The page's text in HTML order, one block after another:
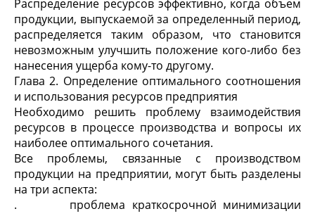
Распределение ресурсов эффективно, когда объем
продукции, выпускаемой за определенный период,
распределяется таким образом, что становится
невозможным улучшить положение кого-либо без
нанесения ущерба кому-то другому.
Глава 2. Определение оптимального соотношения
и использования ресурсов предприятия
Необходимо решить проблему взаимодействия
ресурсов в процессе производства и вопросы их
наиболее оптимального сочетания.
Все проблемы, связанные с производством
продукции на предприятии, могут быть разделены
на три аспекта:
. проблема краткосрочной минимизации